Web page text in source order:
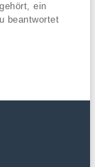
ein
beantwortet